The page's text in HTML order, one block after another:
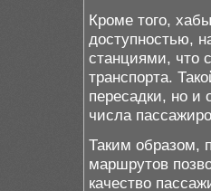
Кроме того,
доступностью,
станциями, что
транспорта.
пересадки, но и
числа
Таким образом,
маршрутов
качество